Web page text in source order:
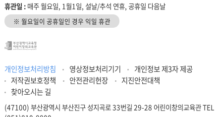
휴관일 :매주 월요일, 1월1일, 설날/추석 연휴, 공휴일 다음날
※ 월요일이 공휴일인 경우 익일 휴관
개인정보처리방침 영상정보처리기기
개인정보 제3자 제공
저작권보호정책
안전관리헌장
지진안전대책
찾아오시는 길
(47100) 부산광역시 부산진구 성지곡로 33번길 29-28 어린이창의교육관 TEL